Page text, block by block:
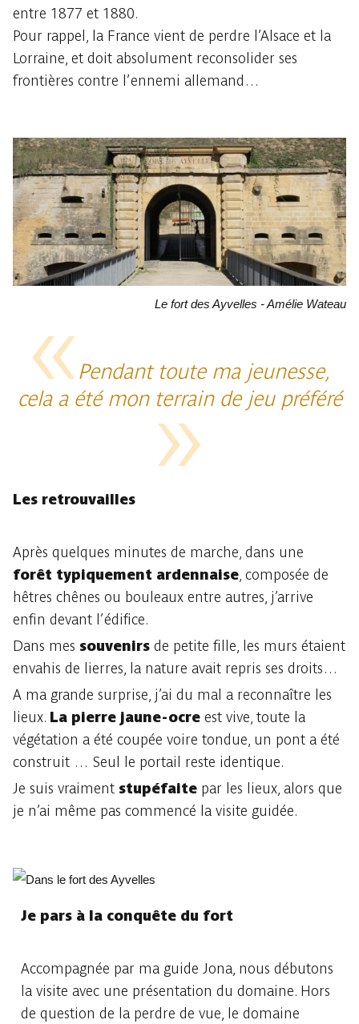
entre 1877 et 1880.
Pour rappel, la France vient de perdre l’Alsace et la
Lorraine, et doit absolument reconsolider ses
frontières contre l’ennemi allemand…
Le fort des Ayvelles - Amélie Wateau
Pendant toute ma jeunesse,
cela a été mon terrain de jeu préféré
Les retrouvailles
Après quelques minutes de marche, dans une
forêt typiquement ardennaise , composée de
hêtres chênes ou bouleaux entre autres, j’arrive
enfin devant l’édifice.
Dans mes souvenirs de petite fille, les murs étaient
envahis de lierres, la nature avait repris ses droits…
A ma grande surprise, j’ai du mal a reconnaître les
lieux. La pierre jaune-ocre est vive, toute la
végétation a été coupée voire tondue, un pont a été
construit … Seul le portail reste identique.
Je suis vraiment stupéfaite par les lieux, alors que
je n’ai même pas commencé la visite guidée.
Je pars à la conquête du fort
Accompagnée par ma guide Jona, nous débutons
la visite avec une présentation du domaine. Hors
de question de la perdre de vue, le domaine